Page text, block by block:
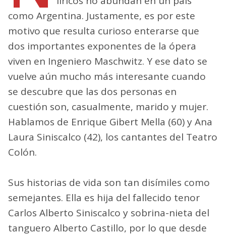
como Argentina. Justamente, es por este
motivo que resulta curioso enterarse que
dos importantes exponentes de la ópera
viven en Ingeniero Maschwitz. Y ese dato se
vuelve aún mucho más interesante cuando
se descubre que las dos personas en
cuestión son, casualmente, marido y mujer.
Hablamos de Enrique Gibert Mella (60) y Ana
Laura Siniscalco (42), los cantantes del Teatro
Colón.
Sus historias de vida son tan disímiles como
semejantes. Ella es hija del fallecido tenor
Carlos Alberto Siniscalco y sobrina-nieta del
tanguero Alberto Castillo, por lo que desde